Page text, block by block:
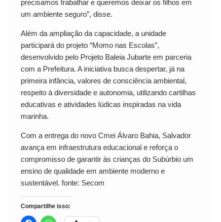
precisamos trabalhar e queremos deixar os filhos em
um ambiente seguro”, disse.
Além da ampliação da capacidade, a unidade
participará do projeto “Momo nas Escolas”,
desenvolvido pelo Projeto Baleia Jubarte em parceria
com a Prefeitura. A iniciativa busca despertar, já na
primeira infância, valores de consciência ambiental,
respeito à diversidade e autonomia, utilizando cartilhas
educativas e atividades lúdicas inspiradas na vida
marinha.
Com a entrega do novo Cmei Álvaro Bahia, Salvador
avança em infraestrutura educacional e reforça o
compromisso de garantir às crianças do Subúrbio um
ensino de qualidade em ambiente moderno e
sustentável. fonte: Secom
Compartilhe isso: